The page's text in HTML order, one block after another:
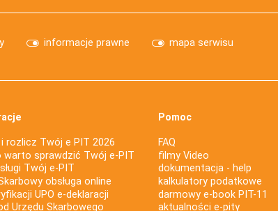
informacje prawne mapa serwisu
rozlicz Twój e PIT 2026
warto sprawdzić Twój e-PIT
Twój e-PIT
obsługa online
UPO e-deklaracji
Urzędu Skarbowego
Pomoc
FAQ
filmy Video
dokumentacja - help
kalkulatory podatkowe
darmowy e-book PIT-11
aktualności e-pity